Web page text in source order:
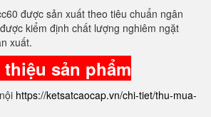
được sản xuất theo tiêu chuẩn ngân
kiểm định chất lượng nghiêm ngặt
xuất.
sản phẩm
https://ketsatcaocap.vn/chi-tiet/thu-mua-